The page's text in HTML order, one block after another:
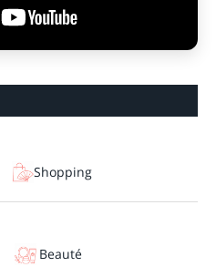
Shopping
Beauté